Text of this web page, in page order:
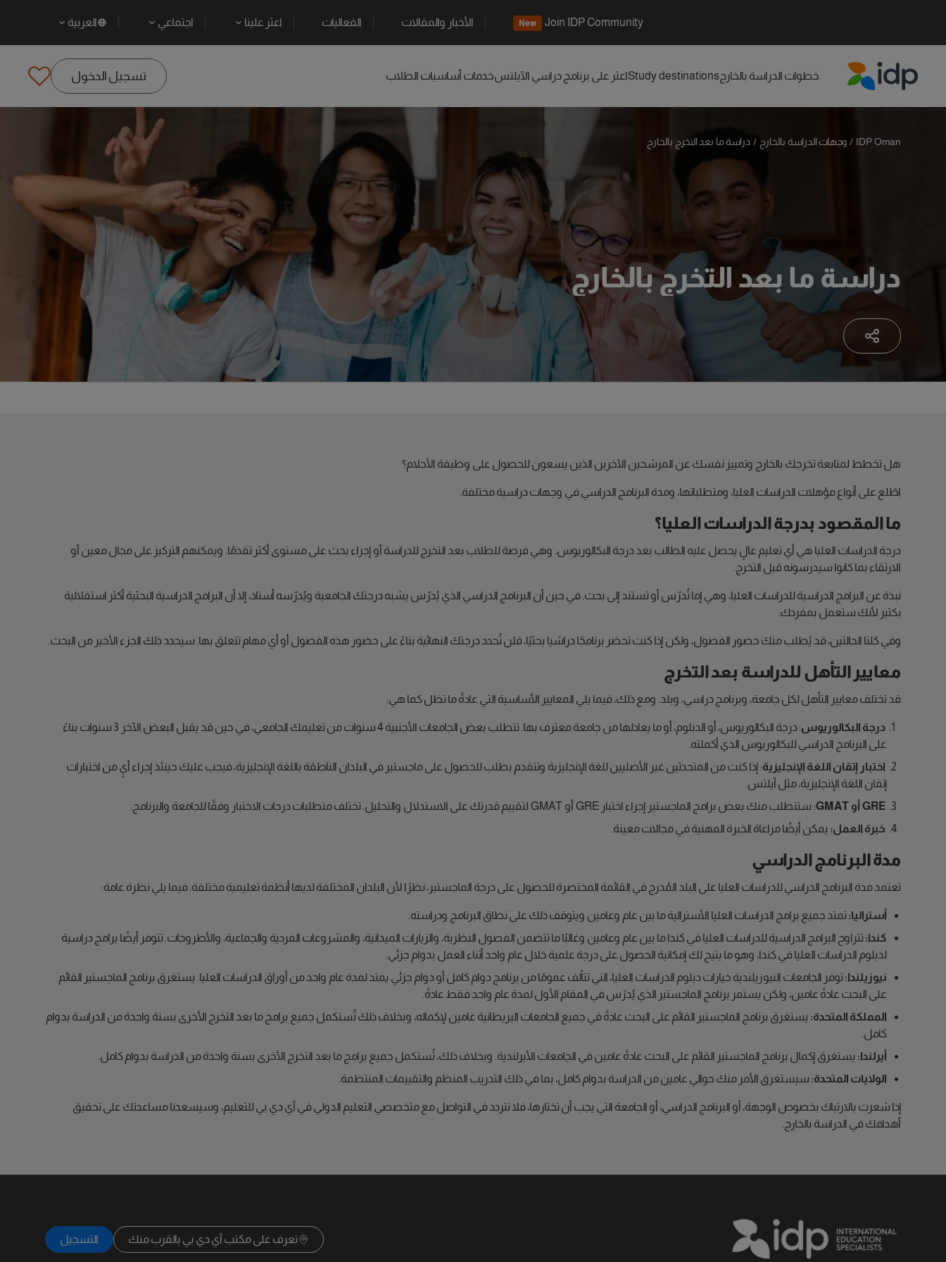
Join IDP Community
New الأخبار والمقالات الفعاليات اعثر علينا اجتماعي العربية
خطوات الدراسة بالخارج Study destinationsاعثر على برنامج دراسي الآيلتسخدمات أساسيات الطلاب تسجيل الدخول
IDP Oman
/ وجهات الدراسة بالخارج / دراسة ما بعد التخرج بالخارج
دراسة ما بعد التخرج بالخارج
هل تخطط لمتابعة تخرجك بالخارج وتمييز نفسك عن المرشحين الآخرين الذين يسعون للحصول على وظيفة الأحلام؟
اطّلع على أنواع مؤهلات الدراسات العليا، ومتطلباتها، ومدة البرنامج الدراسي في وجهات دراسية مختلفة.
ما المقصود بدرجة الدراسات العليا؟
درجة الدراسات العليا هي أي تعليم عالٍ يحصل عليه الطالب بعد درجة البكالوريوس. وهي فرصة للطلاب بعد التخرج للدراسة أو إجراء بحث على مستوى أكثر تقدمًا. ويمكنهم التركيز على مجال معين أو
الارتقاء بما كانوا سيدرسونه قبل التخرج.
نبذة عن البرامج الدراسية للدراسات العليا، وهي إما تُدرّس أو تستند إلى بحث. في حين أن البرنامج الدراسي الذي يُدرّس يشبه درجتك الجامعية ويُدرّسه أستاذ، إلا أن البرامج الدراسية البحثية أكثر استقلالية
بكثير لأنك ستعمل بمفردك.
وفي كلتا الحالتين، قد يُطلب منك حضور الفصول، ولكن إذا كنت تحضر برنامجًا دراسًيا بحثيًا، فلن تُحدد درجتك النهائية بناءً على حضور هذه الفصول أو أي مهام تتعلق بها. سيحدد ذلك الجزء الأخير من البحث.
معايير التأهل للدراسة بعد التخرج
قد تختلف معايير التأهل لكل جامعة، وبرنامج دراسي، وبلد. ومع ذلك، فيما يلي المعايير الأساسية التي عادةً ما تظل كما هي:
درجة البكالوريوس
: درجة البكالوريوس، أو الدبلوم، أو ما يعادلها من جامعة معترف بها. تتطلب بعض الجامعات الأجنبية 4 سنوات من تعليمك الجامعي، في حين قد يقبل البعض الآخر 3 سنوات بناءً
على البرنامج الدراسي للبكالوريوس الذي أكملته.
اختبار إتقان اللغة الإنجليزية: إذا كنت من المتحدثين غير الأصليين للغة الإنجليزية وتتقدم بطلب للحصول على ماجستير في البلدان الناطقة باللغة الإنجليزية، فيجب عليك حينئذ إجراء أيٍ من اختبارات
إتقان اللغة الإنجليزية، مثل آيلتس.
GRE أو GMAT
: ستتطلب منك بعض برامج الماجستير إجراء اختبار GRE أو GMAT لتقييم قدرتك على الاستدلال والتحليل. تختلف متطلبات درجات الاختبار وفقًا للجامعة والبرنامج.
خبرة العمل: يمكن أيضًا مراعاة الخبرة المهنية في مجالات معينة.
مدة البرنامج الدراسي
تعتمد مدة البرنامج الدراسي للدراسات العليا على البلد المُدرج في القائمة المختصرة للحصول على درجة الماجستير، نظرًا لأن البلدان المختلفة لديها أنظمة تعليمية مختلفة. فيما يلي نظرة عامة:
أستراليا: تمتد جميع برامج الدراسات العليا الأسترالية ما بين عام وعامين ويتوقف ذلك على نطاق البرنامج ودراسته.
كندا: تتراوح البرامج الدراسية للدراسات العليا في كندا ما بين عام وعامين وغالبًا ما تتضمن الفصول النظرية، والزيارات الميدانية، والمشروعات الفردية والجماعية، والأطروحات. تتوفر أيضًا برامج دراسية
لدبلوم الدراسات العليا في كندا، وهو ما يتيح لك إمكانية الحصول على درجة علمية خلال عام واحد أثناء العمل بدوام جزئي.
نيوزيلندا: توفر الجامعات النيوزيلندية خيارات دبلوم الدراسات العليا، التي تتألف عمومًا من برنامج دوام كامل أو دوام جزئي يمتد لمدة عام واحد من أوراق الدراسات العليا. يستغرق برنامج الماجستير القائم
على البحث عادةً عامين، ولكن يستمر برنامج الماجستير الذي يُدرّس في المقام الأول لمدة عام واحد فقط عادةً.
المملكة المتحدة: يستغرق برنامج الماجستير القائم على البحث عادةً في جميع الجامعات البريطانية عامين لإكماله، وبخلاف ذلك تُستكمل جميع برامج ما بعد التخرج الأخرى بسنة واحدة من الدراسة بدوام
كامل.
أيرلندا: يستغرق إكمال برنامج الماجستير القائم على البحث عادةً عامين في الجامعات الأيرلندية. وبخلاف ذلك، تُستكمل جميع برامج ما بعد التخرج الأخرى بسنة واحدة من الدراسة بدوام كامل.
الولايات المتحدة: سيستغرق الأمر منك حوالي عامين من الدراسة بدوام كامل، بما في ذلك التدريب المنظم والتقييمات المنتظمة.
إذا شعرت بالارتباك بخصوص الوجهة، أو البرنامج الدراسي، أو الجامعة التي يجب أن تختارها، فلا تتردد في التواصل مع متخصصي التعليم الدولي في آي دي بي للتعليم، وسيسعدنا مساعدتك على تحقيق
أهدافك في الدراسة بالخارج.
تعرف على مكتب آي دي بي بالقرب منك التسجيل